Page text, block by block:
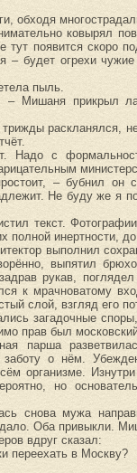
обходя
ковырял
появится скоро
– будет огрехи
пыль.
Мишаня прикрыл
раскланялся,
Надо с
– бубнил он
Не буду же я
текст.
полной инертности,
выполнил
выпятил
рукав,
к мрачноватому
слой, взгляд его
загадочные
прав был
парша
о нём.
организме.
но
снова мужа
Оба привыкли.
вдруг сказал:
переехать в Москву?